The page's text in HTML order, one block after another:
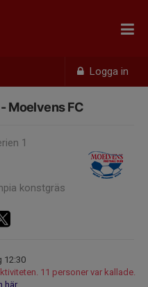
Logga in
Moelvens FC
1
konstgräs
12:30
11 personer var kallade.
här